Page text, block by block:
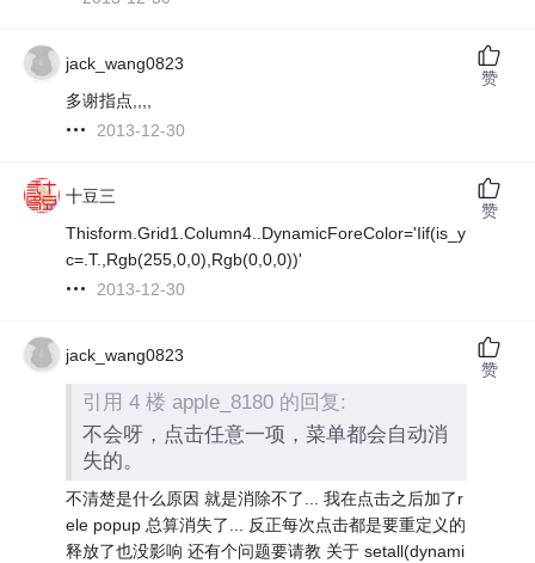
jack_wang0823
多谢指点,,,,
2013-12-30
赞
十豆三
Thisform.Grid1.Column4..DynamicForeColor='Iif(is_y
c=.T.,Rgb(255,0,0),Rgb(0,0,0))'
2013-12-30
赞
jack_wang0823
引用 4 楼 apple_8180 的回复:
不会呀，点击任意一项，菜单都会自动消
失的。
不清楚是什么原因 就是消除不了... 我在点击之后加了r
ele popup 总算消失了... 反正每次点击都是要重定义的
释放了也没影响 还有个问题要请教 关于 setall(dynami
赞